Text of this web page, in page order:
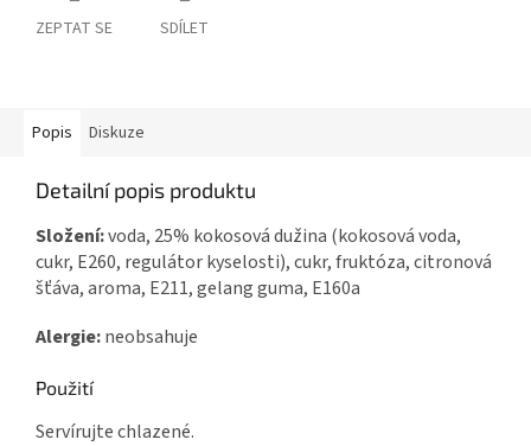
ZEPTAT SE SDÍLET
Popis Diskuze
Detailní popis produktu
Složení:voda, 25% kokosová dužina (kokosová voda,
cukr, E260, regulátor kyselosti), cukr, fruktóza, citronová
šťáva, aroma, E211, gelang guma, E160a
Alergie:neobsahuje
Použití
Servírujte chlazené.